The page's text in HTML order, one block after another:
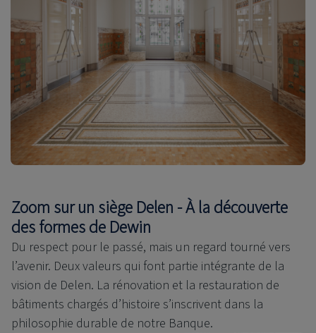
Zoom sur un siège Delen - À la découverte
des formes de Dewin
Du respect pour le passé, mais un regard tourné vers
l’avenir. Deux valeurs qui font partie intégrante de la
vision de Delen. La rénovation et la restauration de
bâtiments chargés d’histoire s’inscrivent dans la
philosophie durable de notre Banque.